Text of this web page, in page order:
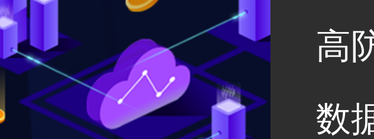
高
数